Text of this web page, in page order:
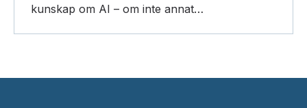
kunskap om AI – om inte annat…